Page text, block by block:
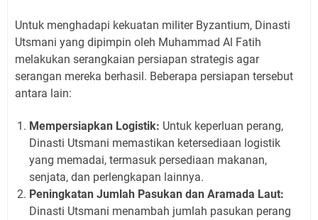
Untuk menghadapi kekuatan militer Byzantium, Dinasti
Utsmani yang dipimpin oleh Muhammad Al Fatih
melakukan serangkaian persiapan strategis agar
serangan mereka berhasil. Beberapa persiapan tersebut
antara lain:
Mempersiapkan Logistik: Untuk keperluan perang,
Dinasti Utsmani memastikan ketersediaan logistik
yang memadai, termasuk persediaan makanan,
senjata, dan perlengkapan lainnya.
Peningkatan Jumlah Pasukan dan Aramada Laut:
Dinasti Utsmani menambah jumlah pasukan perang